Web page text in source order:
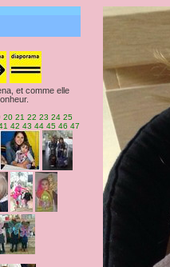
et comme elle
20 21 22 23 24 25
42 43 44 45 46 47